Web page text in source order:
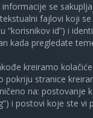
informacije se
fajlovi koji
“korisnikov id”) i
kada pregledate
kreiramo
pokriju stranice
na: postovanje
i postovi koje ste vi